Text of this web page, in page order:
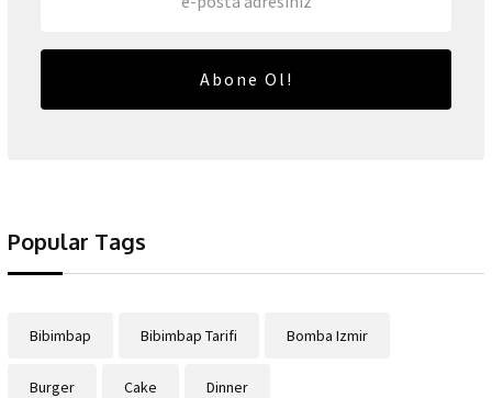
Abone Ol!
Popular Tags
Bibimbap Bibimbap Tarifi Bomba Izmir
Burger Cake Dinner